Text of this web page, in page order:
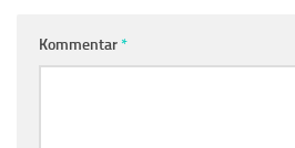
Kommentar*